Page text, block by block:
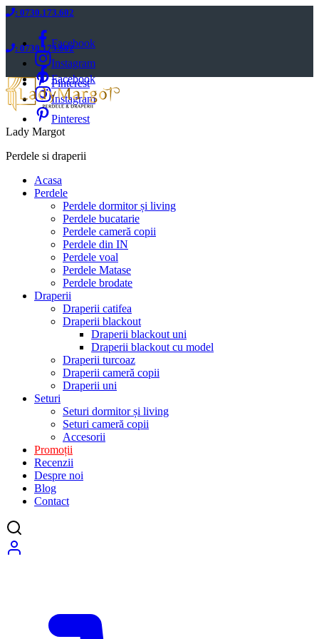
: 0730.173.602
Facebook
Instagram
Pinterest
: 0730.173.602
Facebook
Instagram
Pinterest
Lady Margot
Perdele si draperii
Acasa
Perdele
Perdele dormitor și living
Perdele bucatarie
Perdele cameră copii
Perdele din IN
Perdele voal
Perdele Matase
Perdele brodate
Draperii
Draperii catifea
Draperii blackout
Draperii blackout uni
Draperii blackout cu model
Draperii turcoaz
Draperii cameră copii
Draperii uni
Seturi
Seturi dormitor și living
Seturi cameră copii
Accesorii
Promoții
Recenzii
Despre noi
Blog
Contact